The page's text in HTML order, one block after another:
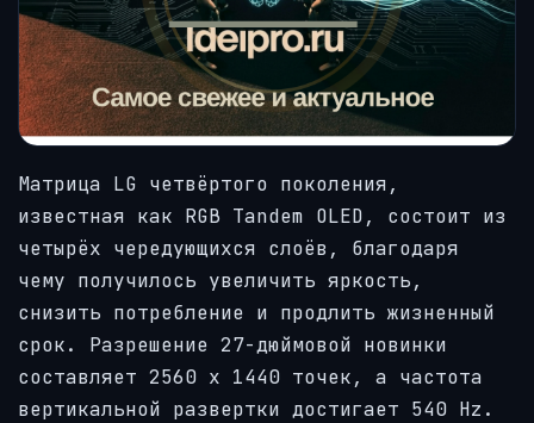
Матрица LG четвёртого поколения,
известная как RGB Tandem OLED, состоит из
четырёх чередующихся слоёв, благодаря
чему получилось увеличить яркость,
снизить потребление и продлить жизненный
срок. Разрешение 27-дюймовой новинки
составляет 2560 х 1440 точек, а частота
вертикальной развертки достигает 540 Hz.